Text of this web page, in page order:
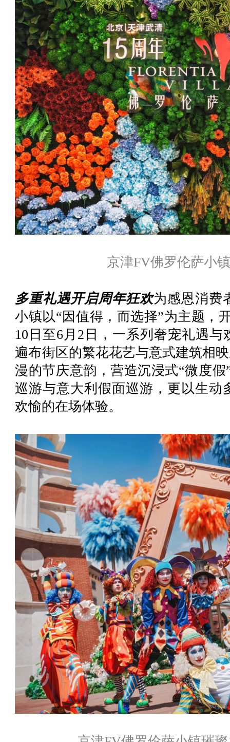
京津FV佛罗伦萨小
多重礼遇开启周年狂欢为感恩消费
小镇以“因值得，而选择”为主题，
10日至6月2日，一系列奢宠礼遇
遍布街区的繁花花艺与意式建筑相
漫的节庆意韵，营造沉浸式“微度
巡游与意大利假面巡游，更以生动
欢愉的在场体验。